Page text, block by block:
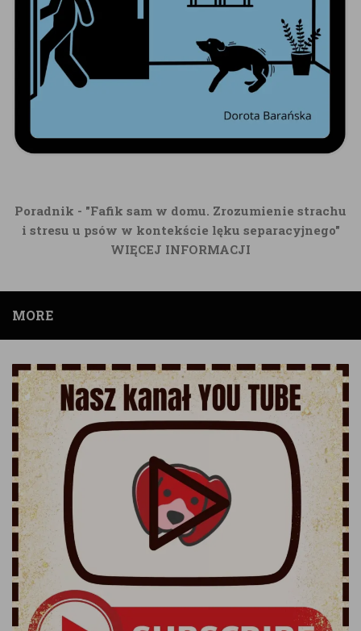
Poradnik - "Fafik sam w domu. Zrozumienie strachu
i stresu u psów w kontekście lęku separacyjnego"
WIĘCEJ INFORMACJI
MORE